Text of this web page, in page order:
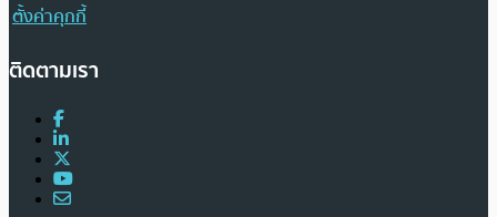
ตั้งค่าคุกกี้
ติดตามเรา